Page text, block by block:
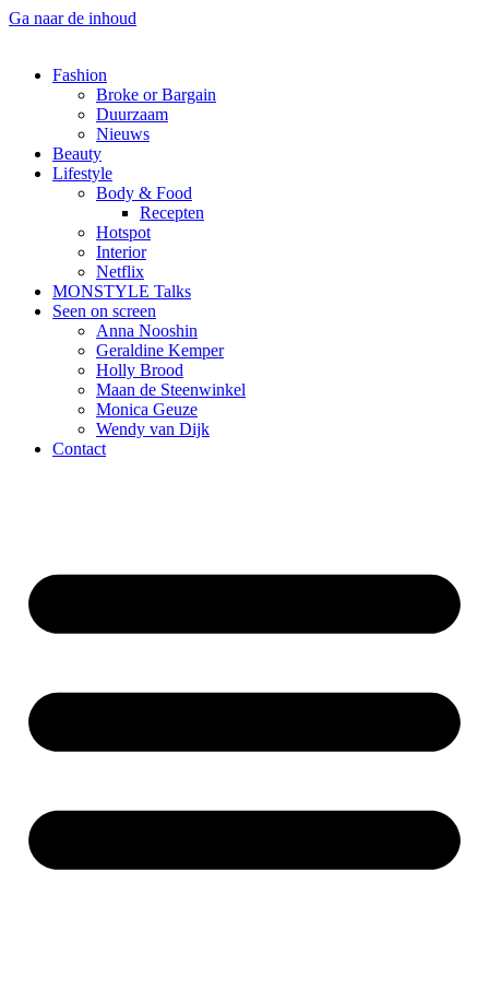
Ga naar de inhoud
Fashion
Broke or Bargain
Duurzaam
Nieuws
Beauty
Lifestyle
Body & Food
Recepten
Hotspot
Interior
Netflix
MONSTYLE Talks
Seen on screen
Anna Nooshin
Geraldine Kemper
Holly Brood
Maan de Steenwinkel
Monica Geuze
Wendy van Dijk
Contact